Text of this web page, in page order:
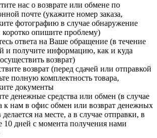
нас о возврате или обмене по
почте (укажите номер заказа,
фотографию в случае обнаружение
коротко опишите проблему)
ответа на Ваше обращение (в течение
и получите информацию, как и куда
возврат)
возврат (перед сдачей или отправкой
полную комплектность товара,
документы
денежные средства или обмен (в случае
к нам в офис обмен или возврат денежных
делается на месте, а в случае отправки, в
10 дней с момента получения нами